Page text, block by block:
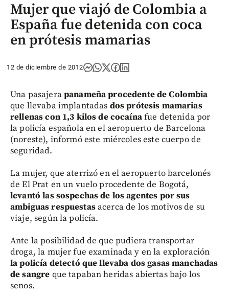
Mujer que viajó de Colombia a
España fue detenida con coca
en prótesis mamarias
12 de diciembre de 2012
Una pasajerapanameña procedente de Colombia
que llevaba implantadas dos prótesis mamarias
rellenas con 1,3 kilos de cocaínafue detenida por
la policía española en el aeropuerto de Barcelona
(noreste), informó este miércoles este cuerpo de
seguridad.
La mujer, que aterrizó en el aeropuerto barcelonés
de El Prat en un vuelo procedente de Bogotá,
levantó las sospechas de los agentes por sus
ambiguas respuestasacerca de los motivos de su
viaje, según la policía.
Ante la posibilidad de que pudiera transportar
droga, la mujer fue examinada y en la exploración
la policía detectó que llevaba dos gasas manchadas
de sangre que tapaban heridas abiertas bajo los
senos.